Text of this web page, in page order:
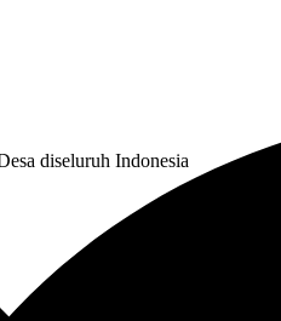
diseluruh Indonesia